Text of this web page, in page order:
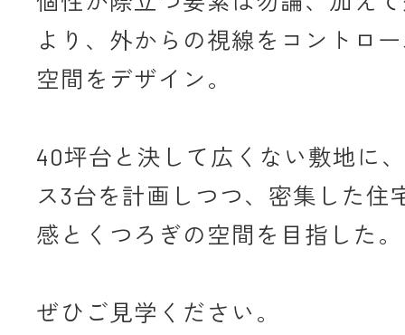
より、外からの視線をコントロ
空間をデザイン。
40坪台と決して広くない敷地に
ス3台を計画しつつ、密集した住
感とくつろぎの空間を目指した。
ぜひご見学ください。